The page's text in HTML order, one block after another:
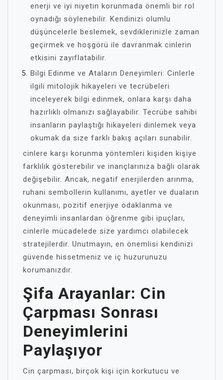
enerji ve iyi niyetin korunmada önemli bir rol
oynadığı söylenebilir. Kendinizi olumlu
düşüncelerle beslemek, sevdiklerinizle zaman
geçirmek ve hoşgörü ile davranmak cinlerin
etkisini zayıflatabilir.
Bilgi Edinme ve Ataların Deneyimleri: Cinlerle
ilgili mitolojik hikayeleri ve tecrübeleri
inceleyerek bilgi edinmek, onlara karşı daha
hazırlıklı olmanızı sağlayabilir. Tecrübe sahibi
insanların paylaştığı hikayeleri dinlemek veya
okumak da size farklı bakış açıları sunabilir.
cinlere karşı korunma yöntemleri kişiden kişiye
farklılık gösterebilir ve inançlarınıza bağlı olarak
değişebilir. Ancak, negatif enerjilerden arınma,
ruhani sembollerin kullanımı, ayetler ve duaların
okunması, pozitif enerjiye odaklanma ve
deneyimli insanlardan öğrenme gibi ipuçları,
cinlerle mücadelede size yardımcı olabilecek
stratejilerdir. Unutmayın, en önemlisi kendinizi
güvende hissetmeniz ve iç huzurunuzu
korumanızdır.
Şifa Arayanlar: Cin
Çarpması Sonrası
Deneyimlerini
Paylaşıyor
Cin çarpması, birçok kişi için korkutucu ve